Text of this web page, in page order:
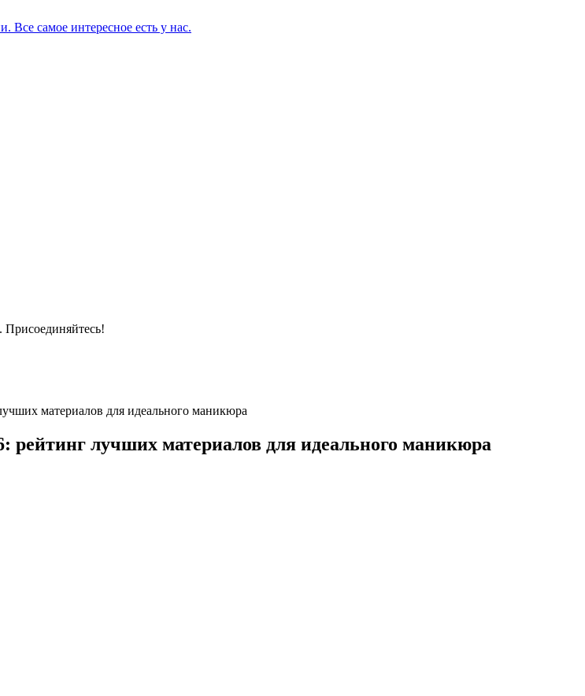
самое интересное есть у нас.
материалов для идеального маникюра
рейтинг лучших материалов для идеального маникюра